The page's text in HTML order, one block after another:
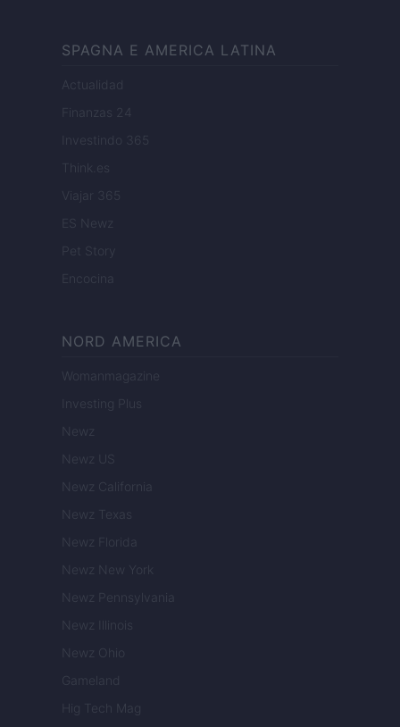
SPAGNA E AMERICA LATINA
Actualidad
Finanzas 24
Investindo 365
Think.es
Viajar 365
ES Newz
Pet Story
Encocina
NORD AMERICA
Womanmagazine
Investing Plus
Newz
Newz US
Newz California
Newz Texas
Newz Florida
Newz New York
Newz Pennsylvania
Newz Illinois
Newz Ohio
Gameland
Hig Tech Mag